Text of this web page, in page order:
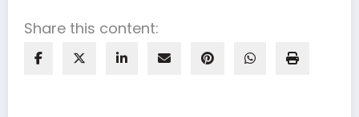
Share this content: